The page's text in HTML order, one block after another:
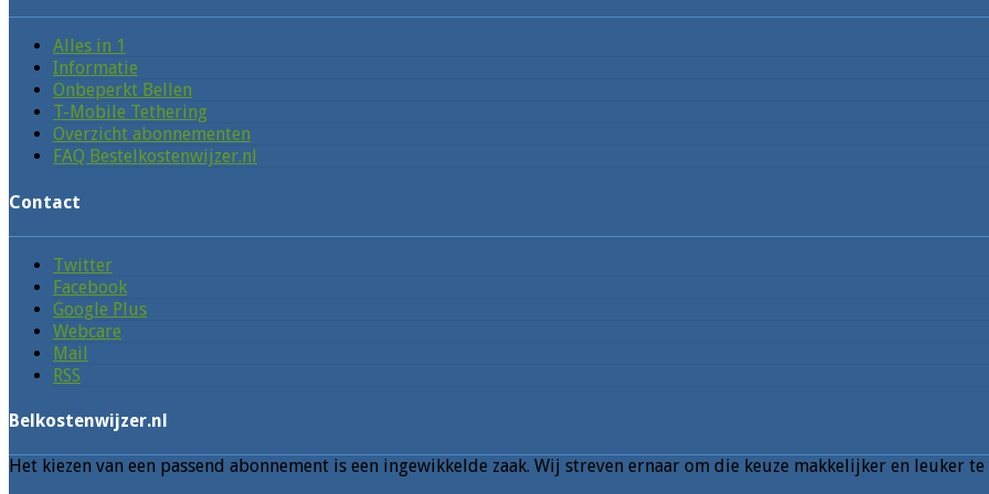
Alles in 1
Informatie
Onbeperkt Bellen
T-Mobile Tethering
Overzicht abonnementen
FAQ Bestelkostenwijzer.nl
Contact
Twitter
Facebook
Google Plus
Webcare
Mail
RSS
Belkostenwijzer.nl
Het kiezen van een passend abonnement is een ingewikkelde zaak. Wij streven ernaar om die keuze makkelijker en leuker te